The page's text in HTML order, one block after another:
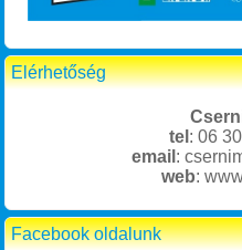
Elérhetőség
tel : 06
email :
web:
Facebook oldalunk